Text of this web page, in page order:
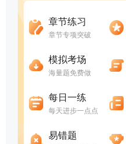
章节练习
章节专项突破
模拟考场
海量题免费做
每日一练
每天进步一点点
易错题